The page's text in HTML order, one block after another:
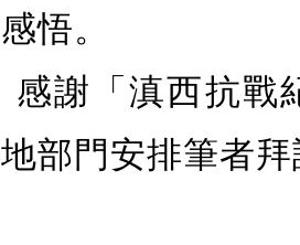
感悟。
感謝「滇西抗戰
地部門安排筆者